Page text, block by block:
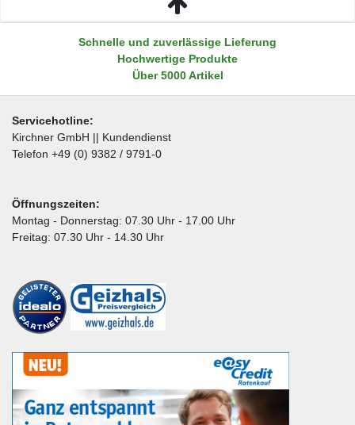
Schnelle und zuverlässige Lieferung
Hochwertige Produkte
Über 5000 Artikel
Servicehotline:
Kirchner GmbH || Kundendienst
Telefon +49 (0) 9382 / 9791-0
Öffnungszeiten:
Montag - Donnerstag: 07.30 Uhr - 17.00 Uhr
Freitag: 07.30 Uhr - 14.30 Uhr